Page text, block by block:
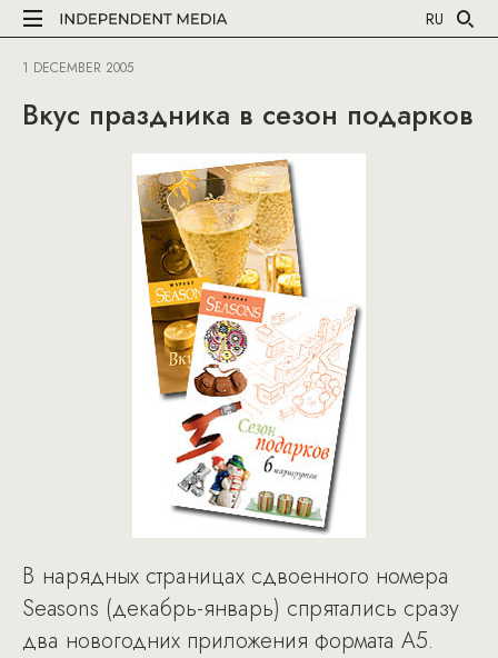
RU
1 DECEMBER 2005
Вкус праздника в сезон подарков
В нарядных страницах сдвоенного номера
Seasons (декабрь-январь) спрятались сразу
два новогодних приложения формата А5.